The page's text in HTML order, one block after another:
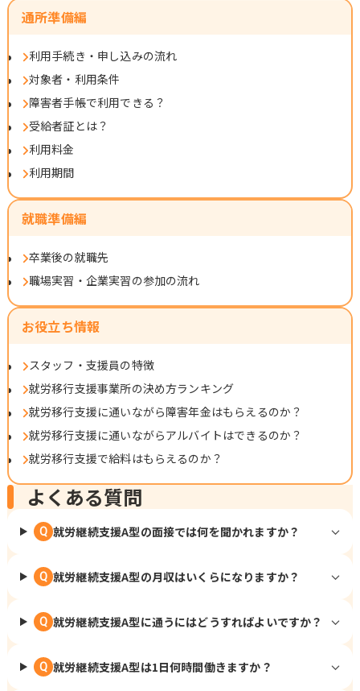
通所準備編
利用手続き・申し込みの流れ
対象者・利用条件
障害者手帳で利用できる？
受給者証とは？
利用料金
利用期間
就職準備編
卒業後の就職先
職場実習・企業実習の参加の流れ
お役立ち情報
スタッフ・支援員の特徴
就労移行支援事業所の決め方ランキング
就労移行支援に通いながら障害年金はもらえるのか？
就労移行支援に通いながらアルバイトはできるのか？
就労移行支援で給料はもらえるのか？
よくある質問
Q 就労継続支援A型の面接では何を聞かれますか？
Q 就労継続支援A型の月収はいくらになりますか？
Q 就労継続支援A型に通うにはどうすればよいですか？
Q 就労継続支援A型は1日何時間働きますか？